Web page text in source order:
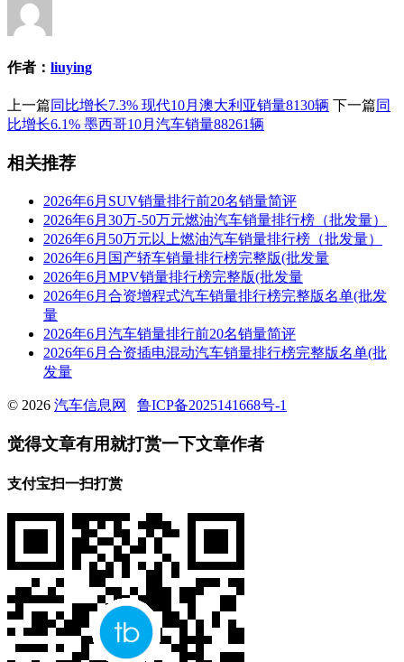
作者： liuying
上一篇同比增长7.3% 现代10月澳大利亚销量8130辆 下一篇同
比增长6.1% 墨西哥10月汽车销量88261辆
相关推荐
2026年6月SUV销量排行前20名销量简评
2026年6月30万-50万元燃油汽车销量排行榜（批发量）
2026年6月50万元以上燃油汽车销量排行榜（批发量）
2026年6月国产轿车销量排行榜完整版(批发量
2026年6月MPV销量排行榜完整版(批发量
2026年6月合资增程式汽车销量排行榜完整版名单(批发
量
2026年6月汽车销量排行前20名销量简评
2026年6月合资插电混动汽车销量排行榜完整版名单(批
发量
© 2026 汽车信息网 鲁ICP备2025141668号-1
觉得文章有用就打赏一下文章作者
支付宝扫一扫打赏